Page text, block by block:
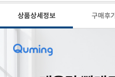
상품상세정보 구매후기